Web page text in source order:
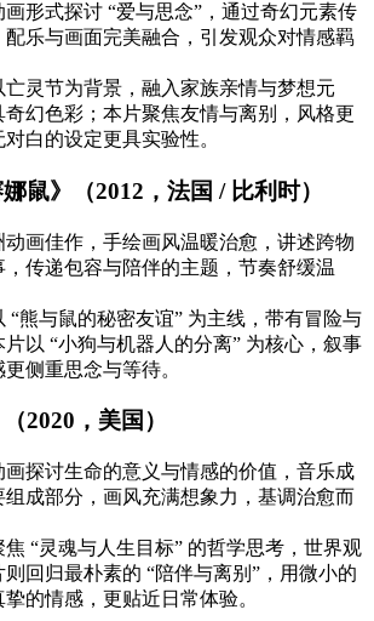
画形式探讨 “爱与思念”，通过奇幻元素传
配乐与画面完美融合，引发观众对情感羁
亡灵节为背景，融入家族亲情与梦想元
幻色彩；本片聚焦友情与离别，风格更
白的设定更具实验性。
鼠》（2012，法国 / 比利时）
动画佳作，手绘画风温暖治愈，讲述跨物
传递包容与陪伴的主题，节奏舒缓温
“熊与鼠的秘密友谊” 为主线，带有冒险与
以 “小狗与机器人的分离” 为核心，叙事
侧重思念与等待。
2020，美国）
画探讨生命的意义与情感的价值，音乐成
组成部分，画风充满想象力，基调治愈而
焦 “灵魂与人生目标” 的哲学思考，世界观
回归最朴素的 “陪伴与离别”，用微小的
的情感，更贴近日常体验。